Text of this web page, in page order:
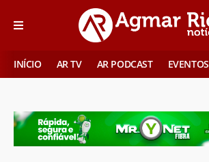
INÍCIO AR TV AR PODCAST EVENTOS